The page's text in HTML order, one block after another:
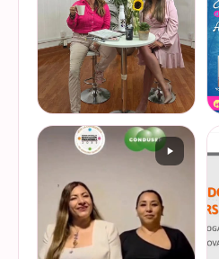
de @scotiabankmx Gracias
por la invitac…
VER EN
INSTAGRAM
De cuando te toca ser la
entrevistada. Un placer
platicar con Esther Luiselli
de tus finanzas en la serie
de "Mu…
VER EN
INSTAGRAM